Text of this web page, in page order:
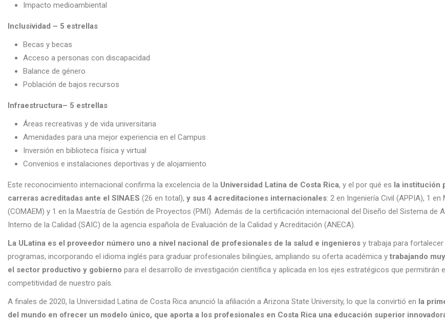
Impacto medioambiental
Inclusividad – 5 estrellas
Becas y becas
Acceso a personas con discapacidad
Balance de género
Población de bajos recursos
Infraestructura– 5 estrellas
Áreas recreativas y de vida universitaria
Amenidades para una mejor experiencia en el Campus
Inversión en biblioteca física y virtual
Convenios e instalaciones deportivas y de alojamiento
Este reconocimiento internacional confirma la excelencia de la Universidad Latina de Costa Rica, y el por qué es la institución
carreras acreditadas ante el SINAES (26 en total), y sus 4 acreditaciones internacionales: 2 en Ingeniería Civil (APPIA), 1 en
(COMAEM) y 1 en la Maestría de Gestión de Proyectos (PMI). Además de la certificación internacional del Diseño del Sistema de
Interno de la Calidad (SAIC) de la agencia española de Evaluación de la Calidad y Acreditación (ANECA).
La ULatina es el proveedor número uno a nivel nacional de profesionales de la salud e ingenieros y trabaja para
programas, incorporando el idioma inglés para graduar profesionales bilingües, ampliando su oferta académica y trabajando
el sector productivo y gobierno para el desarrollo de investigación científica y aplicada en los ejes estratégicos que permitirán
competitividad de nuestro país.
A finales de 2020, la Universidad Latina de Costa Rica anunció la afiliación a Arizona State University, lo que la convirtió en la
del mundo en ofrecer un modelo único, que aporta a los profesionales en Costa Rica una educación superior